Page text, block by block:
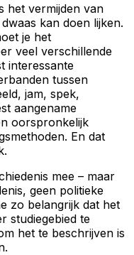
het vermijden van
kan doen lijken.
je het
veel verschillende
interessante
tussen
jam, spek,
aangename
oorspronkelijk
En dat
mee – maar
geen politieke
zo belangrijk dat het
studiegebied te
het te beschrijven is